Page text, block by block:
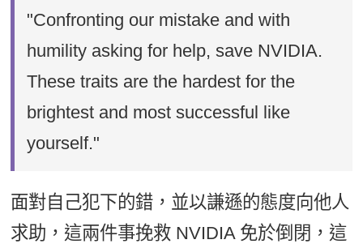
"Confronting our mistake and with
humility asking for help, save NVIDIA.
These traits are the hardest for the
brightest and most successful like
yourself."
面對自己犯下的錯，並以謙遜的態度向他人
求助，這兩件事挽救 NVIDIA 免於倒閉，這